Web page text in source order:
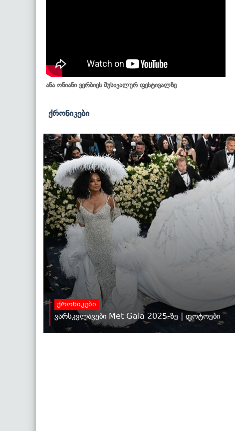
ანა ონიანი ვერბიეს მუსიკალურ ფესტივალზე
ქრონიკები
ქრონიკები
ვარსკვლავები Met Gala 2025-ზე | ფოტოები